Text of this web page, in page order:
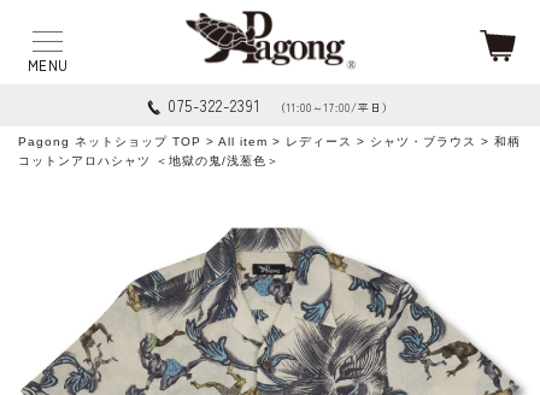
075-322-2391 （11:00～17:00/平日）
Pagong ネットショップ TOP > All item > レディース > シャツ・ブラウス
> 和柄
コットンアロハシャツ ＜地獄の鬼/浅葱色＞